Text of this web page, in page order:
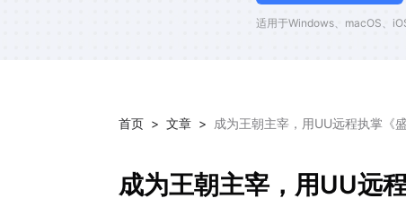
适用于Windows、macOS、
首页 > 文章 > 成为王朝主宰，用UU远程执掌《
成为王朝主宰，用UU远